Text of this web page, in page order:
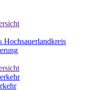
Hochsauerlandkreis